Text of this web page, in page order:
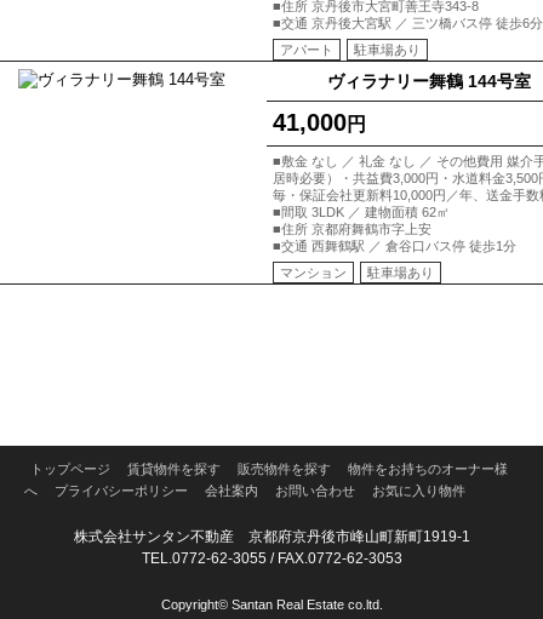
■住所 京丹後市大宮町善王寺343-8
■交通 京丹後大宮駅 ／ 三ツ橋バス停 徒歩6分
アパート
駐車場あり
ヴィラナリー舞鶴 144号室
41,000円
■敷金 なし ／ 礼金 なし ／ その他費用 媒
居時必要）・共益費3,000円・水道料金
毎・保証会社更新料10,000円／年、送金手
■間取 3LDK ／ 建物面積 62㎡
■住所 京都府舞鶴市字上安
■交通 西舞鶴駅 ／ 倉谷口バス停 徒歩1分
マンション
駐車場あり
トップページ 賃貸物件を探す 販売物件を探す
物件をお持ちのオーナー様
へ
プライバシーポリシー 会社案内 お問い合わせ お気に入り物件
株式会社サンタン不動産 京都府京丹後市峰山町新町1919-1
TEL.0772-62-3055 / FAX.0772-62-3053
Copyright© Santan Real Estate co.ltd.